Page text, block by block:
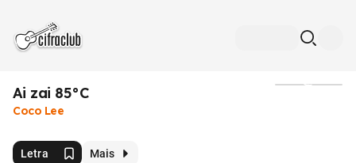
Ai zai 85°C
Coco Lee
Letra Mais